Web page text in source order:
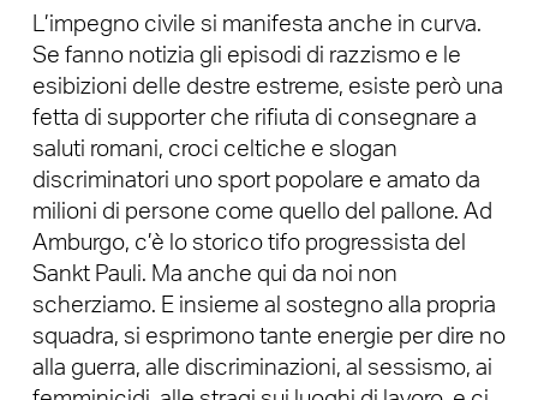
L’impegno civile si manifesta anche in curva.
Se fanno notizia gli episodi di razzismo e le
esibizioni delle destre estreme, esiste però una
fetta di supporter che rifiuta di consegnare a
saluti romani, croci celtiche e slogan
discriminatori uno sport popolare e amato da
milioni di persone come quello del pallone. Ad
Amburgo, c’è lo storico tifo progressista del
Sankt Pauli. Ma anche qui da noi non
scherziamo. E insieme al sostegno alla propria
squadra, si esprimono tante energie per dire no
alla guerra, alle discriminazioni, al sessismo, ai